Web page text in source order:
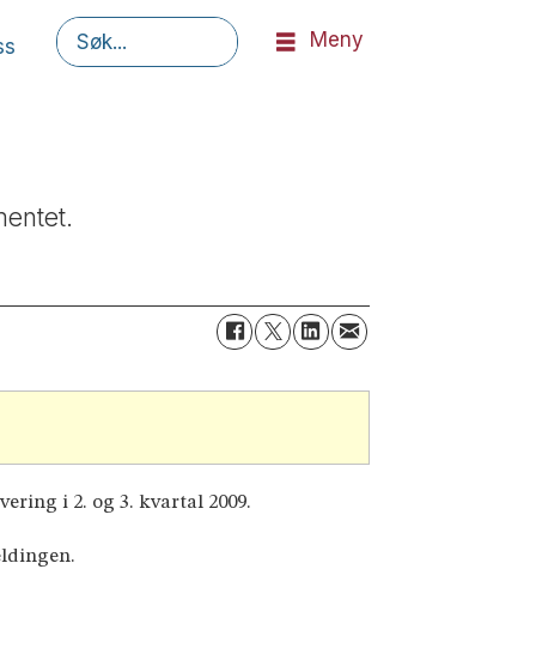
Søk
Meny
i 2. og 3. kvartal 2009.